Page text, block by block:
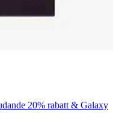
20% rabatt & Galaxy